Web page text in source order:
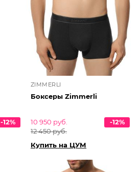
-12%
ZIMMERLI
Боксеры Zimmerli
10 950 руб.
12 450 руб.
-12%
Купить на ЦУМ